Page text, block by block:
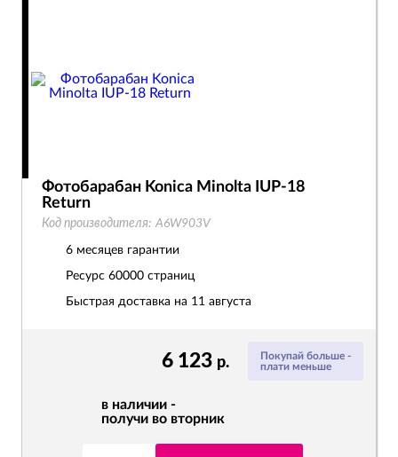
Покупай больше -
плати меньше
6 123 р.
в наличии -
получи во вторник
Фотобарабан Konica Minolta IUP-18
Return
Код производителя: A6W903V
6 месяцев гарантии
Ресурс 60000 страниц
Быстрая доставка на 11 августа